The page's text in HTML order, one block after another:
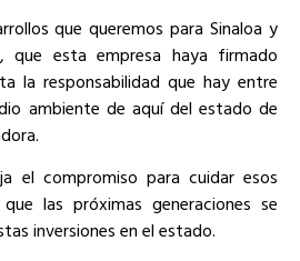
que queremos para Sinaloa y
que esta empresa haya firmado
la responsabilidad que hay entre
ambiente de aquí del estado de
el compromiso para cuidar esos
las próximas generaciones se
inversiones en el estado.